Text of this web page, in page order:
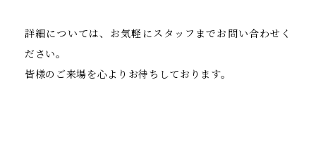
詳細については、お気軽にスタッフまでお問い合わせく
ださい。
皆様のご来場を心よりお待ちしております。